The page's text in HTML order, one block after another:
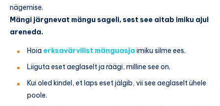
nägemise.
Mängi järgnevat mängu sageli, sest see aitab imiku ajul
areneda.
Hoia erksavärvilist mänguasja imiku silme ees.
Liiguta eset aeglaselt ja räägi, milline see on.
Kui oled kindel, et laps eset jälgib, vii see aeglaselt ühele
poole.